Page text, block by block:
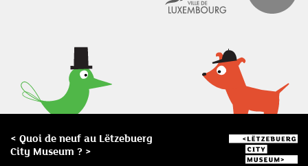
< Quoi de neuf au Lëtzebuerg
City Museum ? >